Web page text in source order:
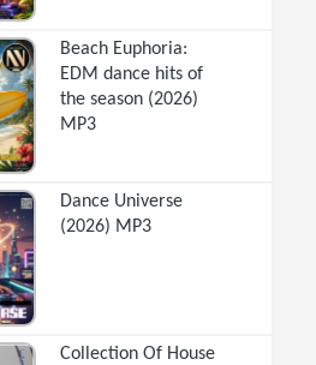
Beach Euphoria:
EDM dance hits of
the season (2026)
MP3
Dance Universe
(2026) MP3
Collection Of House